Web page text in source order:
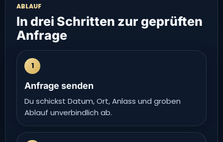
ABLAUF
In drei Schritten zur geprüften
Anfrage
1
Anfrage senden
Du schickst Datum, Ort, Anlass und groben
Ablauf unverbindlich ab.